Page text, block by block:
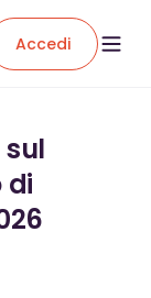
Accedi
di